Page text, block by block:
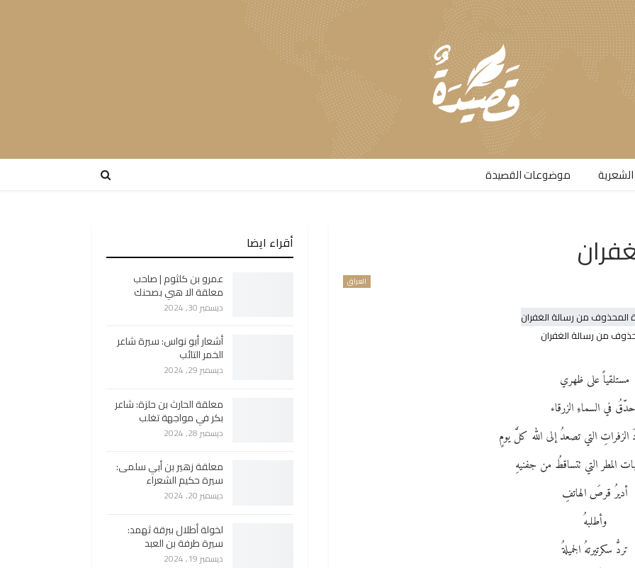
موضوعات القصيدة​
العراق
من رسالة الغفران
مستلقياً على ظهري
في السماءِ الزرقاء
التي تصعدُ إلى الله كلَّ يومٍ
المطر التي تتساقطُ من جفنيهِ
أديرُ قرصَ الهاتفِ
وأطلبهُ
تردُّ سكرتيرتهُ الجميلةُ
أقراء ايضا
عمرو بن كلثوم | صاحب
معلقة الا هبي بصحنك
ديسمبر 30, 2024
أشعار أبو نواس: سيرة شاعر
الخمر التائب
ديسمبر 29, 2024
معلقة الحارث بن حلزة: شاعر
بكر في مواجهة تغلب
ديسمبر 28, 2024
معلقة زهير بن أبي سلمى:
سيرة حكيم الشعراء
ديسمبر 20, 2024
لخولة أطلال ببرقة ثهمد:
سيرة طرفة بن العبد
ديسمبر 19, 2024